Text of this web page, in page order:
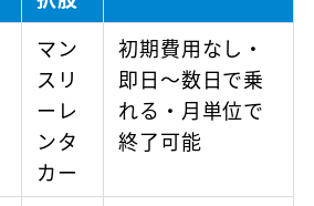
マン
スリ
ーレ
ンタ
カー
初期費用なし・
即日〜数日で乗
れる・月単位で
終了可能